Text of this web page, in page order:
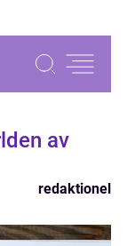
av
redaktionel